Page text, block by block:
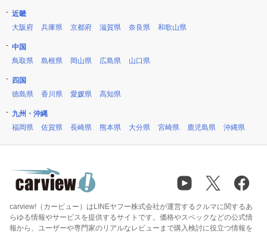
近畿
大阪府
兵庫県 京都府 滋賀県 奈良県 和歌山県
中国
鳥取県
島根県 岡山県 広島県 山口県
四国
徳島県
香川県 愛媛県 高知県
九州・沖縄
福岡県
佐賀県 長崎県 熊本県 大分県 宮崎県 鹿児島県 沖縄県
carview!（カービュー）はLINEヤフー株式会社が運営するクルマに関するあ
らゆる情報やサービスを提供するサイトです。価格やスペックなどの公式情
報から、ユーザーや専門家のリアルなレビューまで購入検討に役立つ情報を